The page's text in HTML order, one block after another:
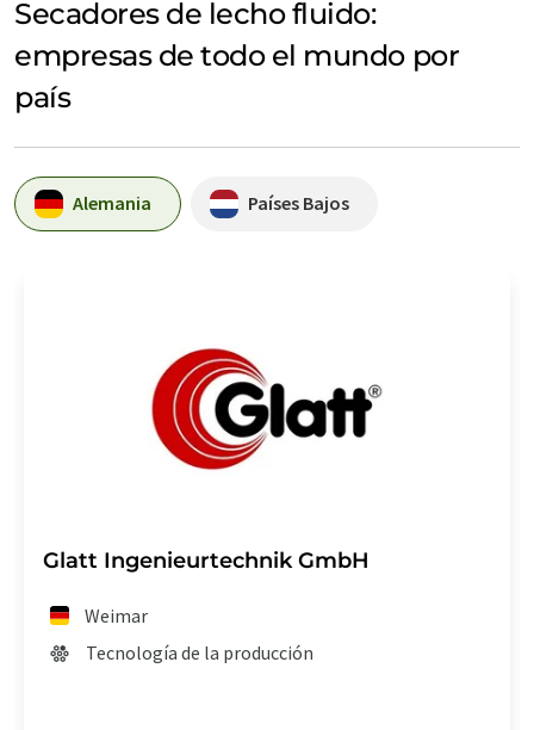
Secadores de lecho fluido:
empresas de todo el mundo por
país
Alemania Países Bajos
Glatt Ingenieurtechnik GmbH
Weimar
Tecnología de la producción